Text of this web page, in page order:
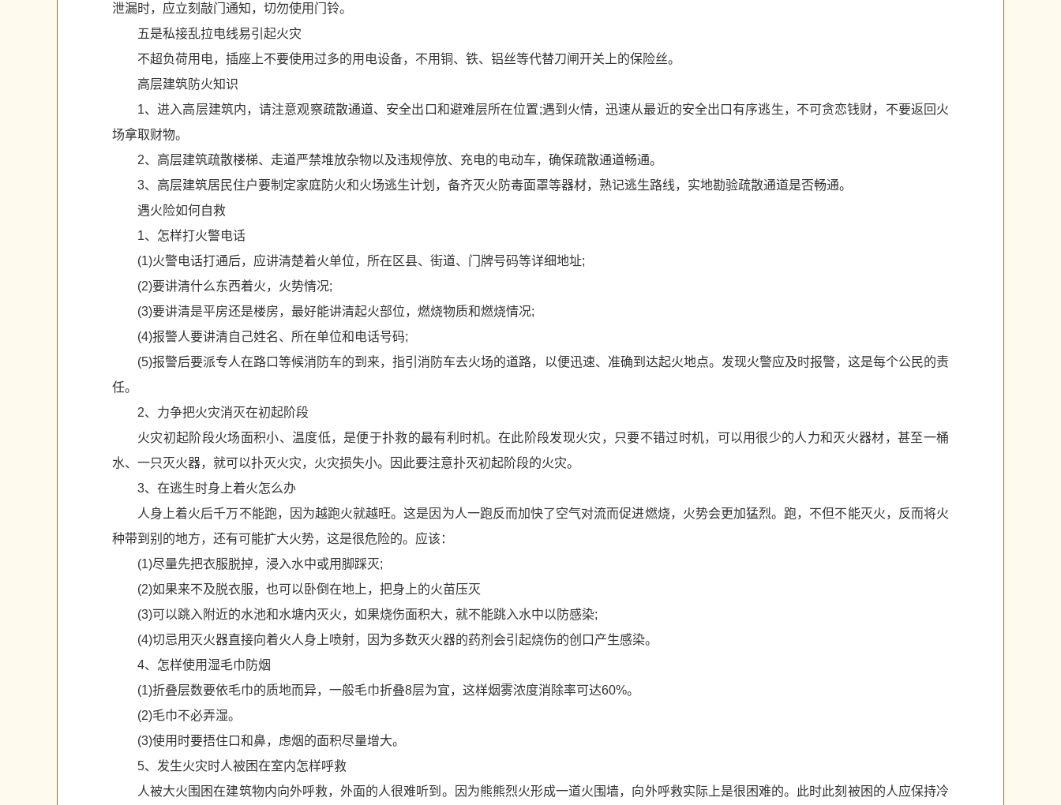
泄漏时，应立刻敲门通知，切勿使用门铃。
五是私接乱拉电线易引起火灾
不超负荷用电，插座上不要使用过多的用电设备，不用铜、铁、铝丝等代替刀闸开关上的保险丝。
高层建筑防火知识
1、进入高层建筑内，请注意观察疏散通道、安全出口和避难层所在位置;遇到火情，迅速从最近的安全出口有序逃生，不可贪恋钱财，不要返回火
场拿取财物。
2、高层建筑疏散楼梯、走道严禁堆放杂物以及违规停放、充电的电动车，确保疏散通道畅通。
3、高层建筑居民住户要制定家庭防火和火场逃生计划，备齐灭火防毒面罩等器材，熟记逃生路线，实地勘验疏散通道是否畅通。
遇火险如何自救
1、怎样打火警电话
(1)火警电话打通后，应讲清楚着火单位，所在区县、街道、门牌号码等详细地址;
(2)要讲清什么东西着火，火势情况;
(3)要讲清是平房还是楼房，最好能讲清起火部位，燃烧物质和燃烧情况;
(4)报警人要讲清自己姓名、所在单位和电话号码;
(5)报警后要派专人在路口等候消防车的到来，指引消防车去火场的道路，以便迅速、准确到达起火地点。发现火警应及时报警，这是每个公民的责
任。
2、力争把火灾消灭在初起阶段
火灾初起阶段火场面积小、温度低，是便于扑救的最有利时机。在此阶段发现火灾，只要不错过时机，可以用很少的人力和灭火器材，甚至一桶
水、一只灭火器，就可以扑灭火灾，火灾损失小。因此要注意扑灭初起阶段的火灾。
3、在逃生时身上着火怎么办
人身上着火后千万不能跑，因为越跑火就越旺。这是因为人一跑反而加快了空气对流而促进燃烧，火势会更加猛烈。跑，不但不能灭火，反而将火
种带到别的地方，还有可能扩大火势，这是很危险的。应该：
(1)尽量先把衣服脱掉，浸入水中或用脚踩灭;
(2)如果来不及脱衣服，也可以卧倒在地上，把身上的火苗压灭
(3)可以跳入附近的水池和水塘内灭火，如果烧伤面积大，就不能跳入水中以防感染;
(4)切忌用灭火器直接向着火人身上喷射，因为多数灭火器的药剂会引起烧伤的创口产生感染。
4、怎样使用湿毛巾防烟
(1)折叠层数要依毛巾的质地而异，一般毛巾折叠8层为宜，这样烟雾浓度消除率可达60%。
(2)毛巾不必弄湿。
(3)使用时要捂住口和鼻，虑烟的面积尽量增大。
5、发生火灾时人被困在室内怎样呼救
人被大火围困在建筑物内向外呼救，外面的人很难听到。因为熊熊烈火形成一道火围墙，向外呼救实际上是很困难的。此时此刻被困的人应保持冷